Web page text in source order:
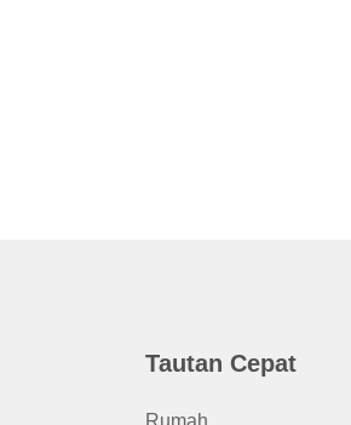
Tautan Cepat
Rumah